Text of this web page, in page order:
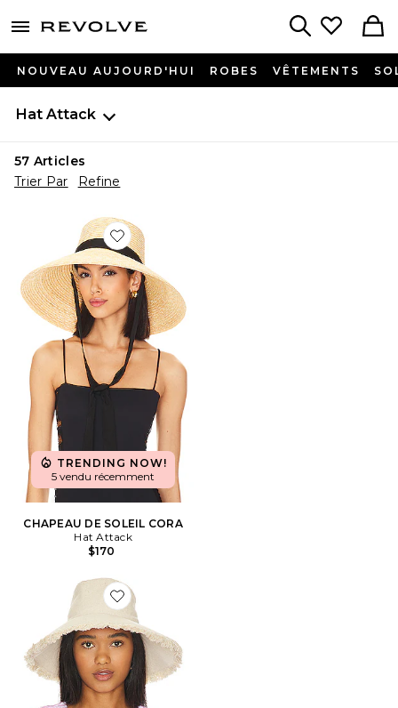
menu - shows more content
NOUVEAU AUJOURD'HUI ROBES VÊTEMENTS
Hat Attack
57 Articles
Trier Par
Refine
Favorite CHAPEAU DE SOLEIL CORA
TRENDING NOW!
5 vendu récemment
CHAPEAU DE SOLEIL CORA
Hat Attack
$170
Favorite CHAPEAU DE SOLEIL REPLIABLE